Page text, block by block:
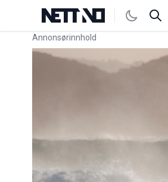
Annonsørinnhold
Link for annonse